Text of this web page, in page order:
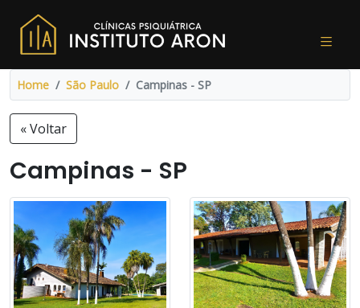
Home São Paulo Campinas - SP
« Voltar
Campinas - SP